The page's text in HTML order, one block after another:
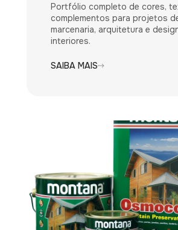
Portfólio completo de cores,
complementos para projetos
marcenaria, arquitetura e
interiores.
SAIBA MAIS